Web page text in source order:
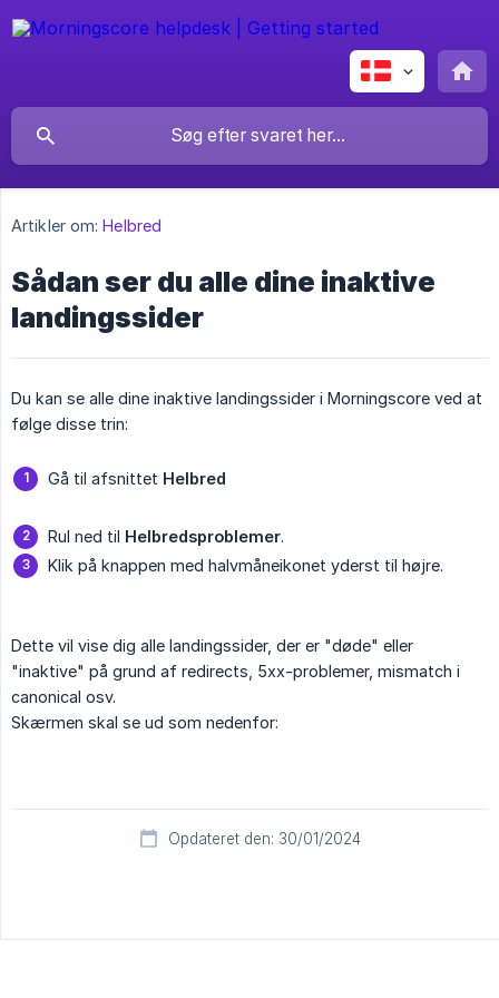
Artikler om: Helbred
Sådan ser du alle dine inaktive
landingssider
Du kan se alle dine inaktive landingssider i Morningscore ved at
følge disse trin:
Gå til afsnittet Helbred
Rul ned til Helbredsproblemer.
Klik på knappen med halvmåneikonet yderst til højre.
Dette vil vise dig alle landingssider, der er "døde" eller
"inaktive" på grund af redirects, 5xx-problemer, mismatch i
canonical osv.
Skærmen skal se ud som nedenfor:
Opdateret den: 30/01/2024